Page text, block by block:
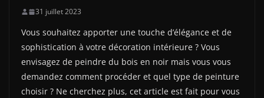
31 juillet 2023
Vous souhaitez apporter une touche d’élégance et de
sophistication à votre décoration intérieure ? Vous
envisagez de peindre du bois en noir mais vous vous
demandez comment procéder et quel type de peinture
choisir ? Ne cherchez plus, cet article est fait pour vous